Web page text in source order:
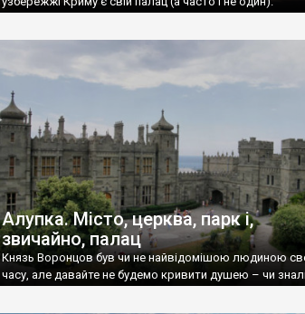
Алупка. Місто, церква, парк і,
звичайно, палац
Князь Воронцов був чи не найвідомішою людиною
часу, але давайте не будемо кривити душею – чи